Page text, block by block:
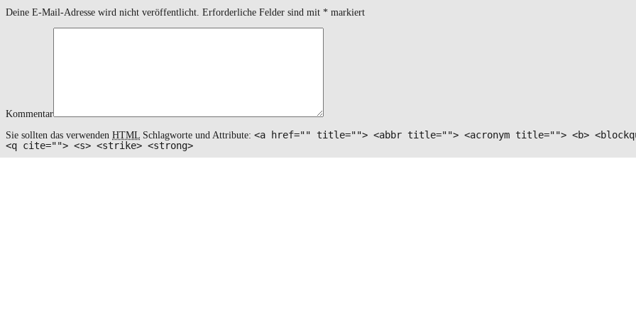
Deine E-Mail-Adresse wird nicht veröffentlicht. Erforderliche Felder sind mit * markiert
Kommentar
Sie sollten das verwenden HTML Schlagworte und Attribute: <a href="" title=""> <abbr title=""> <acronym title=""> <b>
<q cite=""> <s> <strike> <strong>